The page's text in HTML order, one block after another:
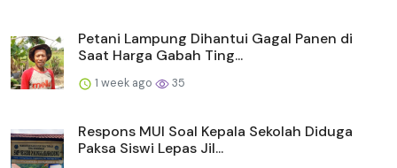
Petani Lampung Dihantui Gagal Panen di
Saat Harga Gabah Ting...
1 week ago 35
Respons MUI Soal Kepala Sekolah Diduga
Paksa Siswi Lepas Jil...